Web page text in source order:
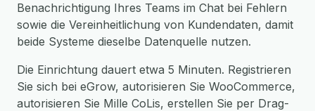
Benachrichtigung Ihres Teams im Chat bei Fehlern
sowie die Vereinheitlichung von Kundendaten, damit
beide Systeme dieselbe Datenquelle nutzen.
Die Einrichtung dauert etwa 5 Minuten. Registrieren
Sie sich bei eGrow, autorisieren Sie WooCommerce,
autorisieren Sie Mille CoLis, erstellen Sie per Drag-